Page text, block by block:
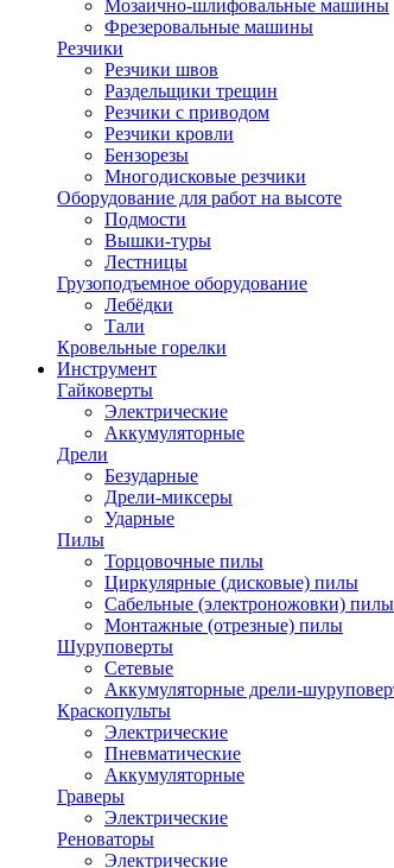
Мозаично-шлифовальные машины
Фрезеровальные машины
Резчики
Резчики швов
Раздельщики трещин
Резчики с приводом
Резчики кровли
Бензорезы
Многодисковые резчики
Оборудование для работ на высоте
Подмости
Вышки-туры
Лестницы
Грузоподъемное оборудование
Лебёдки
Тали
Кровельные горелки
Инструмент
Гайковерты
Электрические
Аккумуляторные
Дрели
Безударные
Дрели-миксеры
Ударные
Пилы
Торцовочные пилы
Циркулярные (дисковые) пилы
Сабельные (электроножовки) пилы
Монтажные (отрезные) пилы
Шуруповерты
Сетевые
Аккумуляторные дрели-
Краскопульты
Электрические
Пневматические
Аккумуляторные
Граверы
Электрические
Реноваторы
Электрические